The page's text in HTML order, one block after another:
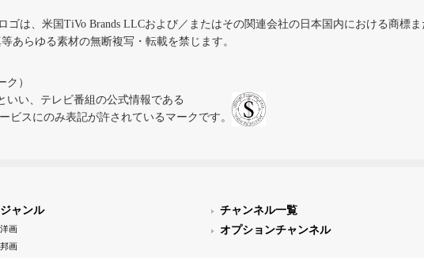
ゴは、米国TiVo Brands LLCおよび／またはその関連会社の日本国内における商標ま
あらゆる素材の無断複写・転載を禁じます。
ク）
いい、テレビ番組の公式情報である
ビスにのみ表記が許されているマークです。
ジャンル
洋画
邦画
チャンネル一覧
オプションチャンネル